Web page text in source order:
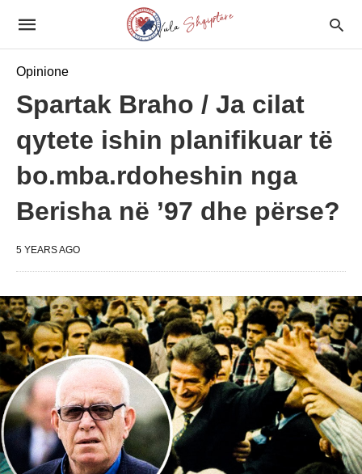
Opinione
Spartak Braho / Ja cilat
qytete ishin planifikuar të
bo.mba.rdoheshin nga
Berisha në ’97 dhe përse?
5 YEARS AGO